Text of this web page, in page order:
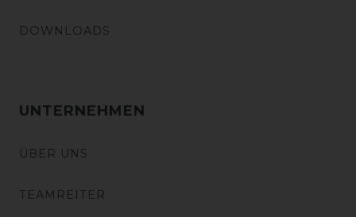
DOWNLOADS
UNTERNEHMEN
ÜBER UNS
TEAMREITER